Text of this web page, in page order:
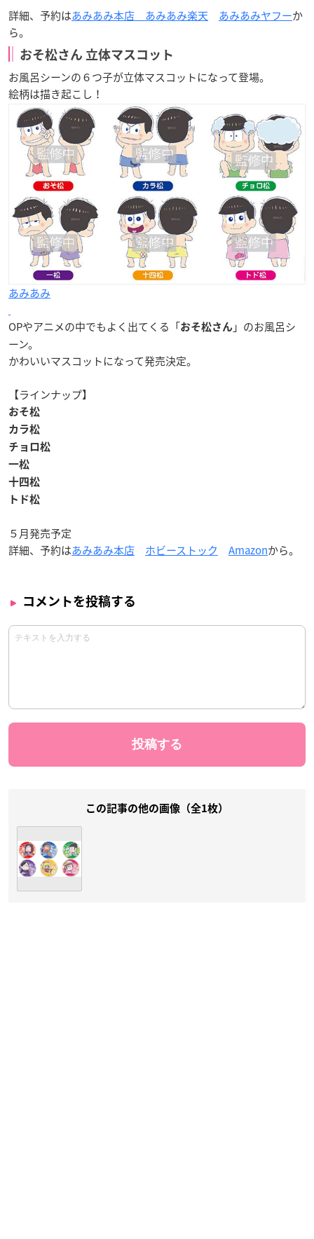
詳細、予約はあみあみ本店 あみあみ楽天 あみあみヤフーか
ら。
おそ松さん 立体マスコット
お風呂シーンの６つ子が立体マスコットになって登場。
絵柄は描き起こし！
あみあみ
OPやアニメの中でもよく出てくる「おそ松さん 」のお風呂シ
ーン。
かわいいマスコットになって発売決定。
【ラインナップ】
おそ松
カラ松
チョロ松
一松
十四松
トド松
５月発売予定
詳細、予約はあみあみ本店 ホビーストック Amazonから。
コメントを投稿する
この記事の他の画像（全1枚）